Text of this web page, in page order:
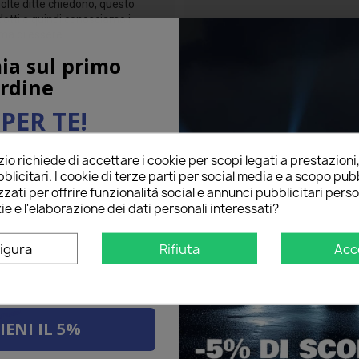
ditte chiedono, questo
e quindi conosciamo i
di essere
per
starstarstarstarstar Tutto come d...
Recommended to
richiede di accettare i cookie per scopi legati a
I cookie di terze parti per social media e a scopo
per offrire funzionalità social e annunci pubblicitari
e l'elaborazione dei dati personali interessati?
Rifiuta
sul primo
TE!
qui sotto per ricevere il
sul tuo primo ordine!
IL 5%